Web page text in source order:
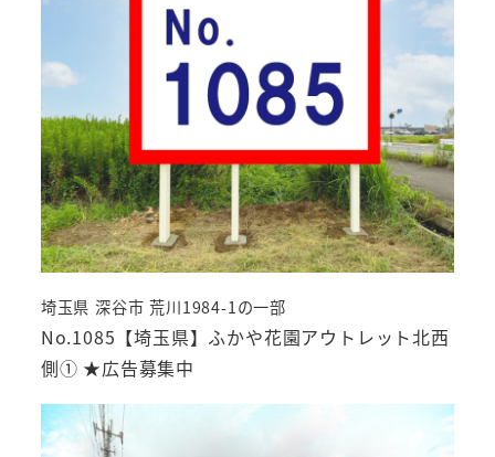
No.1085【埼玉県】ふかや花園アウトレット北西
側① ★広告募集中
埼玉県 深谷市 荒川1984-1の一部